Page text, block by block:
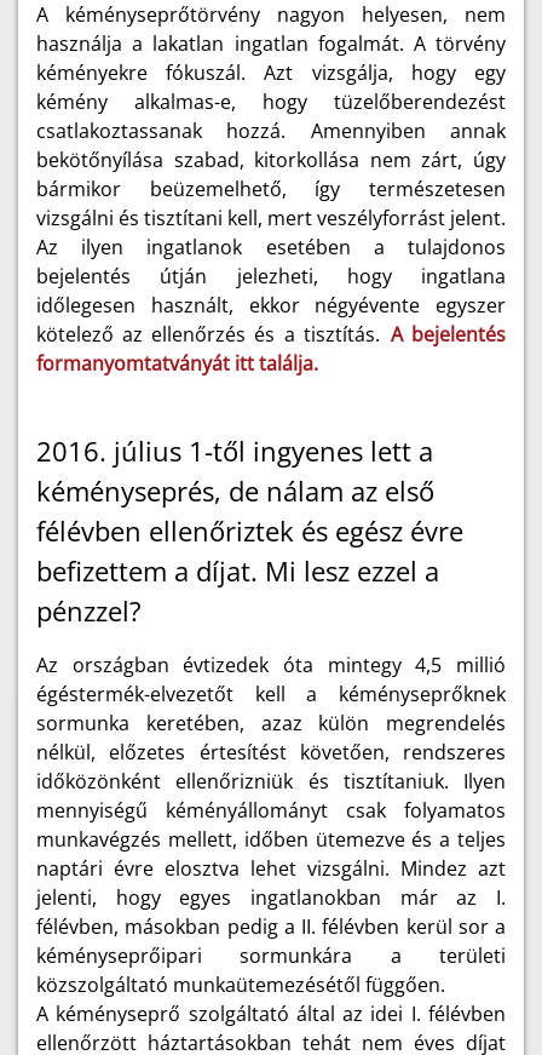
A kéményseprőtörvény nagyon helyesen, nem
használja a lakatlan ingatlan fogalmát. A törvény
kéményekre fókuszál. Azt vizsgálja, hogy egy
kémény alkalmas-e, hogy tüzelőberendezést
csatlakoztassanak hozzá. Amennyiben annak
bekötőnyílása szabad, kitorkollása nem zárt, úgy
bármikor beüzemelhető, így természetesen
vizsgálni és tisztítani kell, mert veszélyforrást jelent.
Az ilyen ingatlanok esetében a tulajdonos
bejelentés útján jelezheti, hogy ingatlana
időlegesen használt, ekkor négyévente egyszer
kötelező az ellenőrzés és a tisztítás. A bejelentés
formanyomtatványát itt találja.
2016. július 1-től ingyenes lett a
kéményseprés, de nálam az első
félévben ellenőriztek és egész évre
befizettem a díjat. Mi lesz ezzel a
pénzzel?
Az országban évtizedek óta mintegy 4,5 millió
égéstermék-elvezetőt kell a kéményseprőknek
sormunka keretében, azaz külön megrendelés
nélkül, előzetes értesítést követően, rendszeres
időközönként ellenőrizniük és tisztítaniuk. Ilyen
mennyiségű kéményállományt csak folyamatos
munkavégzés mellett, időben ütemezve és a teljes
naptári évre elosztva lehet vizsgálni. Mindez azt
jelenti, hogy egyes ingatlanokban már az I.
félévben, másokban pedig a II. félévben kerül sor a
kéményseprőipari sormunkára a területi
közszolgáltató munkaütemezésétől függően.
A kéményseprő szolgáltató által az idei I. félévben
ellenőrzött háztartásokban tehát nem éves díjat